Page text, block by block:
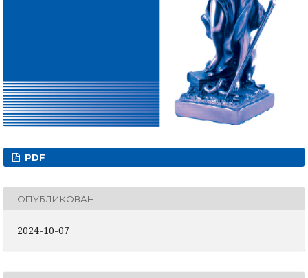
PDF
ОПУБЛИКОВАН
2024-10-07